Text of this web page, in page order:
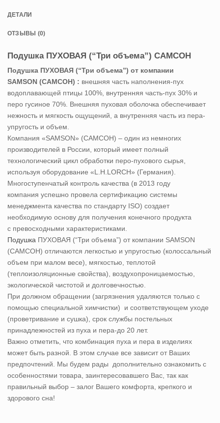
ДЕТАЛИ
ОТЗЫВЫ (0)
Подушка ПУХОВАЯ (“Три объема”) САМСОН
Подушка ПУХОВАЯ (“Три объема”) от компании
SAMSON (САМСОН) : внешняя часть наполнения-пух
водоплавающей птицы 100%, внутренняя часть-пух 30% и
перо гусиное 70%. Внешняя пуховая оболочка обеспечивает
нежность и мягкость ощущений, а внутренняя часть из пера-
упругость и объем.
Компания «SAMSON» (САМСОН) – один из немногих
производителей в России, который имеет полный
технологический цикл обработки перо-пухового сырья,
используя оборудование «L.H.LORCH» (Германия).
Многоступенчатый контроль качества (в 2013 году
компания успешно провела сертификацию системы
менеджмента качества по стандарту ISO) создает
необходимую основу для получения конечного продукта
с превосходными характеристиками.
Подушка ПУХОВАЯ (“Три объема”) от компании SAMSON
(САМСОН) отличаются легкостью и упругостью (колоссальный
объем при малом весе), мягкостью, теплотой
(теплоизоляционные свойства), воздухопроницаемостью,
экологической чистотой и долговечностью.
При должном обращении (загрязнения удаляются только с
помощью специальной химчистки) и соответствующем уходе
(проветривание и сушка), срок службы постельных
принадлежностей из пуха и пера-до 20 лет.
Важно отметить, что комбинация пуха и пера в изделиях
может быть разной. В этом случае все зависит от Ваших
предпочтений. Мы будем рады дополнительно ознакомить с
особенностями товара, заинтересовавшего Вас, так как
правильный выбор – залог Вашего комфорта, крепкого и
здорового сна!